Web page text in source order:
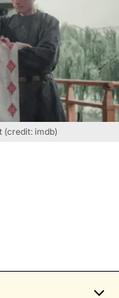
(credit: imdb)